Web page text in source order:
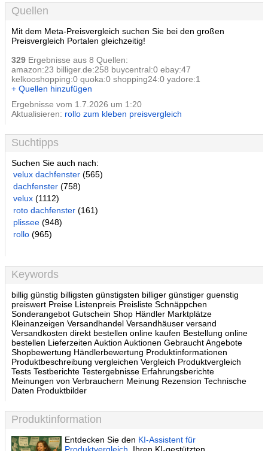
Quellen
Mit dem Meta-Preisvergleich suchen Sie bei den großen
Preisvergleich Portalen gleichzeitig!
329 Ergebnisse aus 8 Quellen:
amazon:23 billiger.de:258 buycentral:0 ebay:47
kelkooshopping:0 quoka:0 shopping24:0 yadore:1
+ Quellen hinzufügen
Ergebnisse vom 1.7.2026 um 1:20
Aktualisieren: rollo zum kleben preisvergleich
Suchtipps
Suchen Sie auch nach:
velux dachfenster (565)
dachfenster (758)
velux (1112)
roto dachfenster (161)
plissee (948)
rollo (965)
Keywords
billig günstig billigsten günstigsten billiger günstiger guenstig
preiswert Preise Listenpreis Preisliste Schnäppchen
Sonderangebot Gutschein Shop Händler Marktplätze
Kleinanzeigen Versandhandel Versandhäuser versand
Versandkosten direkt bestellen online kaufen Bestellung online
bestellen Lieferzeiten Auktion Auktionen Gebraucht Angebote
Shopbewertung Händlerbewertung Produktinformationen
Produktbeschreibung vergleichen Vergleich Produktvergleich
Tests Testberichte Testergebnisse Erfahrungsberichte
Meinungen von Verbrauchern Meinung Rezension Technische
Daten Produktbilder
Produktinformation
Entdecken Sie den KI-Assistent für